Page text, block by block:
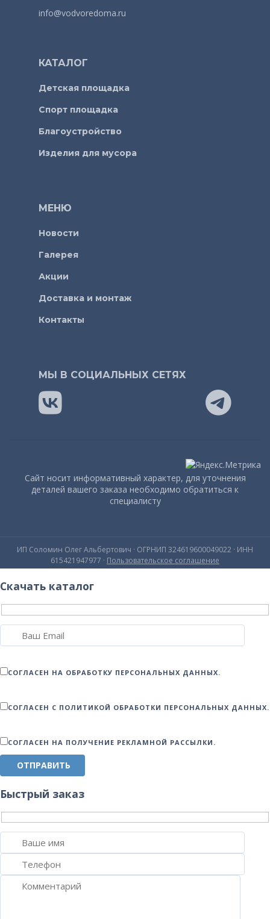
info@vodvoredoma.ru
КАТАЛОГ
Детская площадка
Спорт площадка
Благоустройство
Изделия для мусора
МЕНЮ
Новости
Галерея
Акции
Доставка и монтаж
Контакты
МЫ В СОЦИАЛЬНЫХ СЕТЯХ
Сайт носит информативный характер, для уточнения
деталей вашего заказа необходимо обратиться к
специалисту
ИП Соломин Олег Альбертович · ОГРНИП 324619600049022 · ИНН
615421947977 · Пользовательское соглашение
Скачать каталог
СОГЛАСЕН НА ОБРАБОТКУ ПЕРСОНАЛЬНЫХ ДАННЫХ.
СОГЛАСЕН С ПОЛИТИКОЙ ОБРАБОТКИ ПЕРСОНАЛЬНЫХ ДАННЫХ.
СОГЛАСЕН НА ПОЛУЧЕНИЕ РЕКЛАМНОЙ РАССЫЛКИ.
ОТПРАВИТЬ
Быстрый заказ